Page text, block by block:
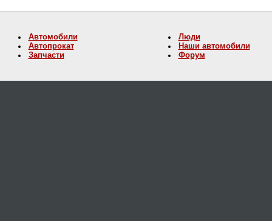
Автомобили
Автопрокат
Запчасти
Люди
Наши автомобили
Форум